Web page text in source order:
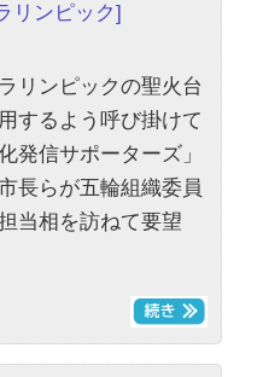
リンピック]
リンピックの聖火台
するよう呼び掛けて
発信サポーターズ」
長らが五輪組織委員
当相を訪ねて要望